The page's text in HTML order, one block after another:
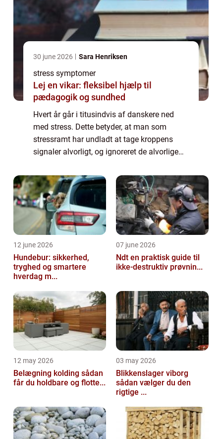
30 june 2026 Sara Henriksen
stress symptomer
Lej en vikar: fleksibel hjælp til
pædagogik og sundhed
Hvert år går i titusindvis af danskere ned
med stress. Dette betyder, at man som
stressramt har undladt at tage kroppens
signaler alvorligt, og ignoreret de alvorlige
dermed får lov at udvikl sig til en per...
12 june 2026
Hundebur: sikkerhed,
tryghed og smartere
hverdag m...
07 june 2026
Ndt en praktisk guide til
ikke-destruktiv prøvnin...
12 may 2026
Belægning kolding sådan
får du holdbare og flotte...
03 may 2026
Blikkenslager viborg
sådan vælger du den
rigtige ...